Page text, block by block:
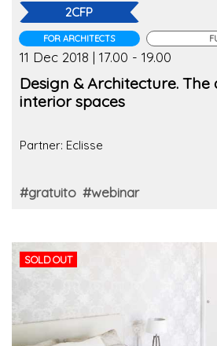
2CFP
FOR ARCHITECTS
11 Dec 2018 | 17.00 - 19.00
Design & Architecture. The
interior spaces
Partner: Eclisse
#gratuito #webinar
SOLD OUT